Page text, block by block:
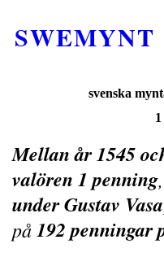
SWEMYNT
svenska
Mellan år 1545
valören 1 penning
under Gustav Vasa
på192 penningar